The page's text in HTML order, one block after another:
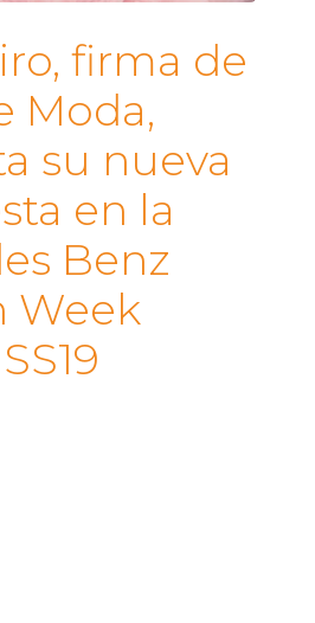
firma de
Moda,
su nueva
en la
Benz
Week